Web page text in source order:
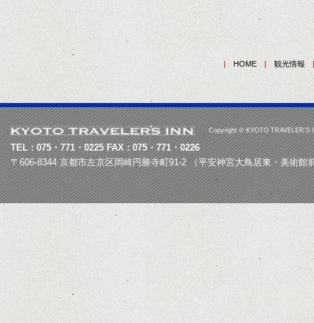
| HOME | 観光情報
Copyright © KYOTO TRAVELER'S
TEL : 075・771・0225 FAX : 075・771・0226
〒606-8344 京都市左京区岡崎円勝寺町91-2 （平安神宮大鳥居東・美術館